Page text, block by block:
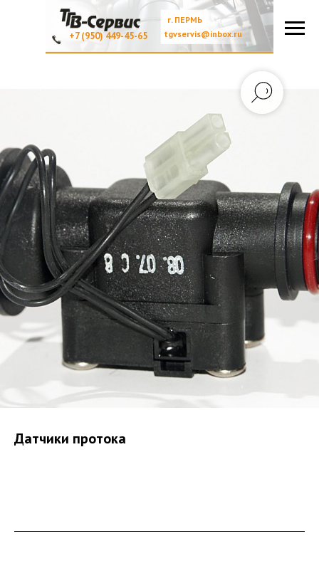
г. ПЕРМЬ
+7 (950) 449-45-65 tgvservis@inbox.ru
Датчики протока